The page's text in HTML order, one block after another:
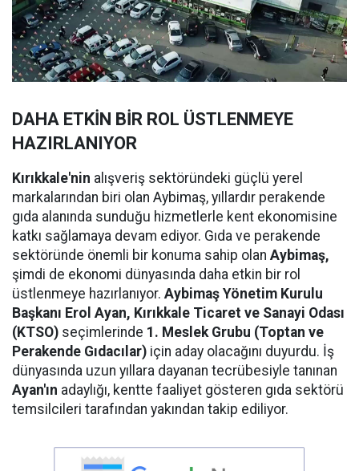
DAHA ETKİN BİR ROL ÜSTLENMEYE
HAZIRLANIYOR
Kırıkkale'nin alışveriş sektöründeki güçlü yerel
markalarından biri olan Aybimaş, yıllardır perakende
gıda alanında sunduğu hizmetlerle kent ekonomisine
katkı sağlamaya devam ediyor. Gıda ve perakende
sektöründe önemli bir konuma sahip olan Aybimaş,
şimdi de ekonomi dünyasında daha etkin bir rol
üstlenmeye hazırlanıyor. Aybimaş Yönetim Kurulu
Başkanı Erol Ayan, Kırıkkale Ticaret ve Sanayi Odası
(KTSO) seçimlerinde 1. Meslek Grubu (Toptan ve
Perakende Gıdacılar) için aday olacağını duyurdu. İş
dünyasında uzun yıllara dayanan tecrübesiyle tanınan
Ayan'ın adaylığı, kentte faaliyet gösteren gıda sektörü
temsilcileri tarafından yakından takip ediliyor.